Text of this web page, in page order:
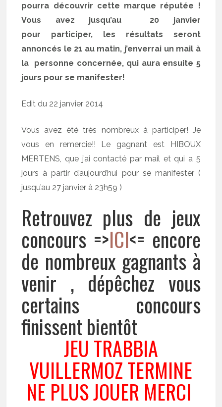
pourra découvrir cette marque réputée !
Vous avez jusqu’au 20 janvier
pour participer, les résultats seront
annoncés le 21 au matin, j’enverrai un mail à
la personne concernée, qui aura ensuite 5
jours pour se manifester!
Edit du 22 janvier 2014
Vous avez été très nombreux à participer! Je
vous en remercie!! Le gagnant est HIBOUX
MERTENS, que j’ai contacté par mail et qui a 5
jours à partir d’aujourd’hui pour se manifester (
jusqu’au 27 janvier à 23h59 )
Retrouvez plus de jeux
concours =>ICI<= encore
de nombreux gagnants à
venir , dépêchez vous
certains concours
finissent bientôt
JEU TRABBIA
VUILLERMOZ TERMINE
NE PLUS JOUER MERCI